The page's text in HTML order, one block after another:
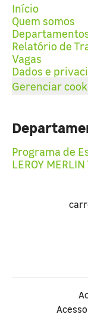
Início
Quem somos
Relatório de
Vagas
Dados e
Gerenciar
Programa de
LEROY MERLIN